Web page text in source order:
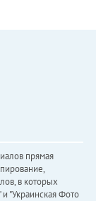
прямая
в которых
и "Украинская Фото